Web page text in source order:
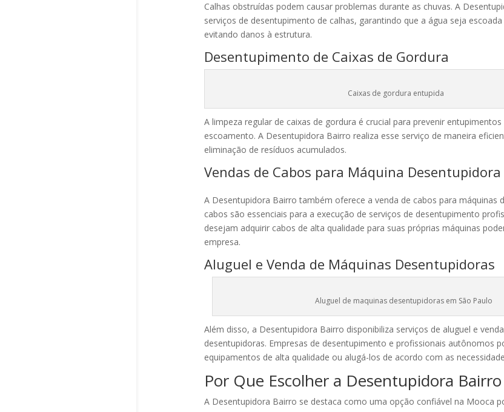
Calhas obstruídas podem causar problemas durante as chuvas. A
serviços de desentupimento de calhas, garantindo que a água seja
evitando danos à estrutura.
Desentupimento de Caixas de Gordura
Caixas de gordura entupida
A limpeza regular de caixas de gordura é crucial para prevenir
escoamento. A Desentupidora Bairro realiza esse serviço de maneira
eliminação de resíduos acumulados.
Vendas de Cabos para Máquina Desentupidora
A Desentupidora Bairro também oferece a venda de cabos para máquinas
cabos são essenciais para a execução de serviços de desentupimento
desejam adquirir cabos de alta qualidade para suas próprias máquinas
empresa.
Aluguel e Venda de Máquinas Desentupidoras
Aluguel de maquinas desentupidoras em São Paulo
Além disso, a Desentupidora Bairro disponibiliza serviços de aluguel e
desentupidoras. Empresas de desentupimento e profissionais autônomos
equipamentos de alta qualidade ou alugá-los de acordo com as
Por Que Escolher a Desentupidora
A Desentupidora Bairro se destaca como uma opção confiável na Mooca